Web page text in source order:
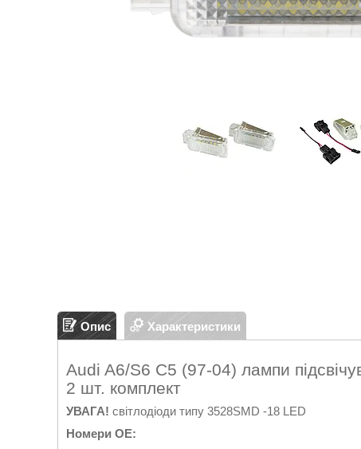
Опис Характеристики
Audi A6/S6 C5 (97-04) лампи
2 шт. комплект
УВАГА! світлодіоди типу 3528SMD -18 LED
Номери OE: